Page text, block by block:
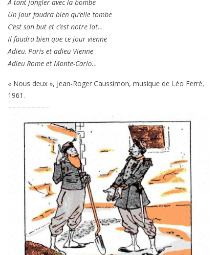
A tant jon­gler avec la bombe
Un jour fau­dra bien qu’elle tombe
C’est son but et c’est notre lot…
Il fau­dra bien que ce jour vienne
Adieu, Paris et adieu Vienne
Adieu Rome et Monte-Carlo…
« Nous deux », Jean-Roger Caussimon, musique de Léo Ferré,
1961 .
– – – – – – – – –